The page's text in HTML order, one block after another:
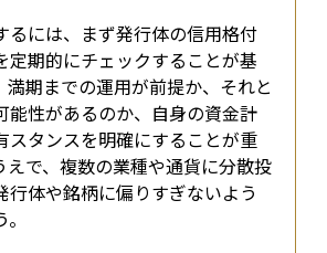
るには、まず発行体の信用格付
定期的にチェックすることが基
満期までの運用が前提か、それと
能性があるのか、自身の資金計
スタンスを明確にすることが重
えで、複数の業種や通貨に分散投
行体や銘柄に偏りすぎないよう